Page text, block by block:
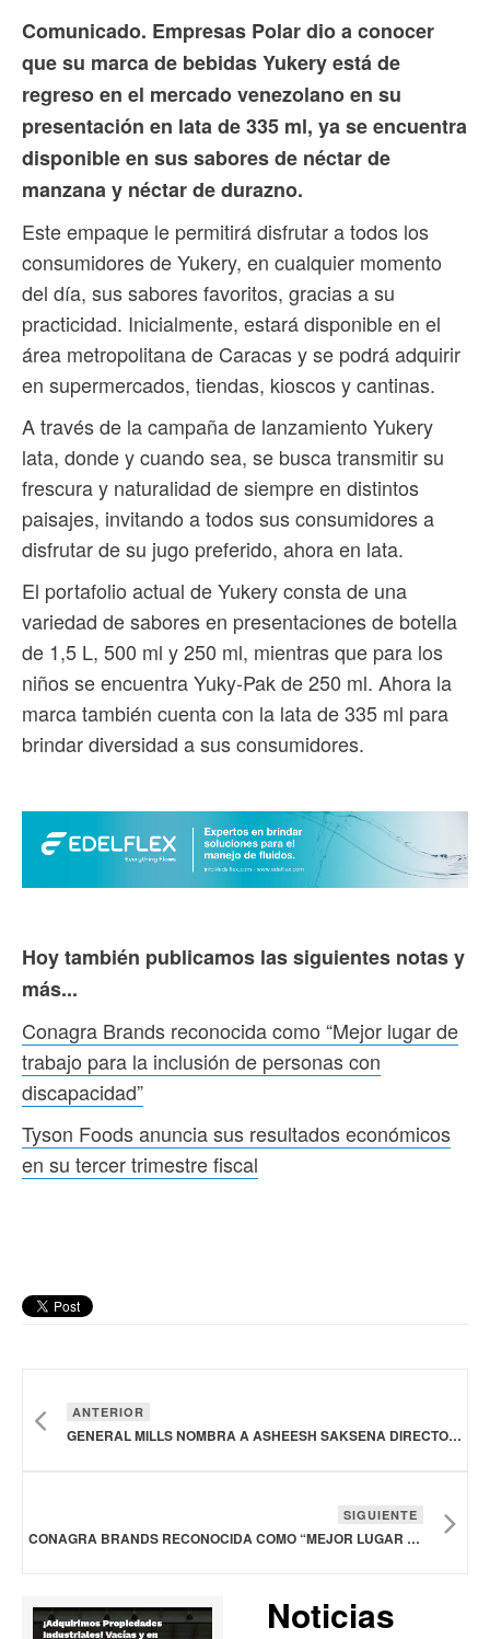
Comunicado. Empresas Polar dio a conocer
que su marca de bebidas Yukery está de
regreso en el mercado venezolano en su
presentación en lata de 335 ml, ya se encuentra
disponible en sus sabores de néctar de
manzana y néctar de durazno.
Este empaque le permitirá disfrutar a todos los
consumidores de Yukery, en cualquier momento
del día, sus sabores favoritos, gracias a su
practicidad. Inicialmente, estará disponible en el
área metropolitana de Caracas y se podrá adquirir
en supermercados, tiendas, kioscos y cantinas.
A través de la campaña de lanzamiento Yukery
lata, donde y cuando sea, se busca transmitir su
frescura y naturalidad de siempre en distintos
paisajes, invitando a todos sus consumidores a
disfrutar de su jugo preferido, ahora en lata.
El portafolio actual de Yukery consta de una
variedad de sabores en presentaciones de botella
de 1,5 L, 500 ml y 250 ml, mientras que para los
niños se encuentra Yuky-Pak de 250 ml. Ahora la
marca también cuenta con la lata de 335 ml para
brindar diversidad a sus consumidores.
Hoy también publicamos las siguientes notas y
más...
Conagra Brands reconocida como “Mejor lugar de
trabajo para la inclusión de personas con
discapacidad”
Tyson Foods anuncia sus resultados económicos
en su tercer trimestre fiscal
ANTERIOR
GENERAL MILLS NOMBRA A ASHEESH SAKSENA DIRECTOR DE ESTRATEGIA Y CRECIMIENTO
SIGUIENTE
CONAGRA BRANDS RECONOCIDA COMO “MEJOR LUGAR DE TRABAJO PARA LA INCLUSIÓN DE PERSONAS CON DISCAPACIDAD”
Noticias